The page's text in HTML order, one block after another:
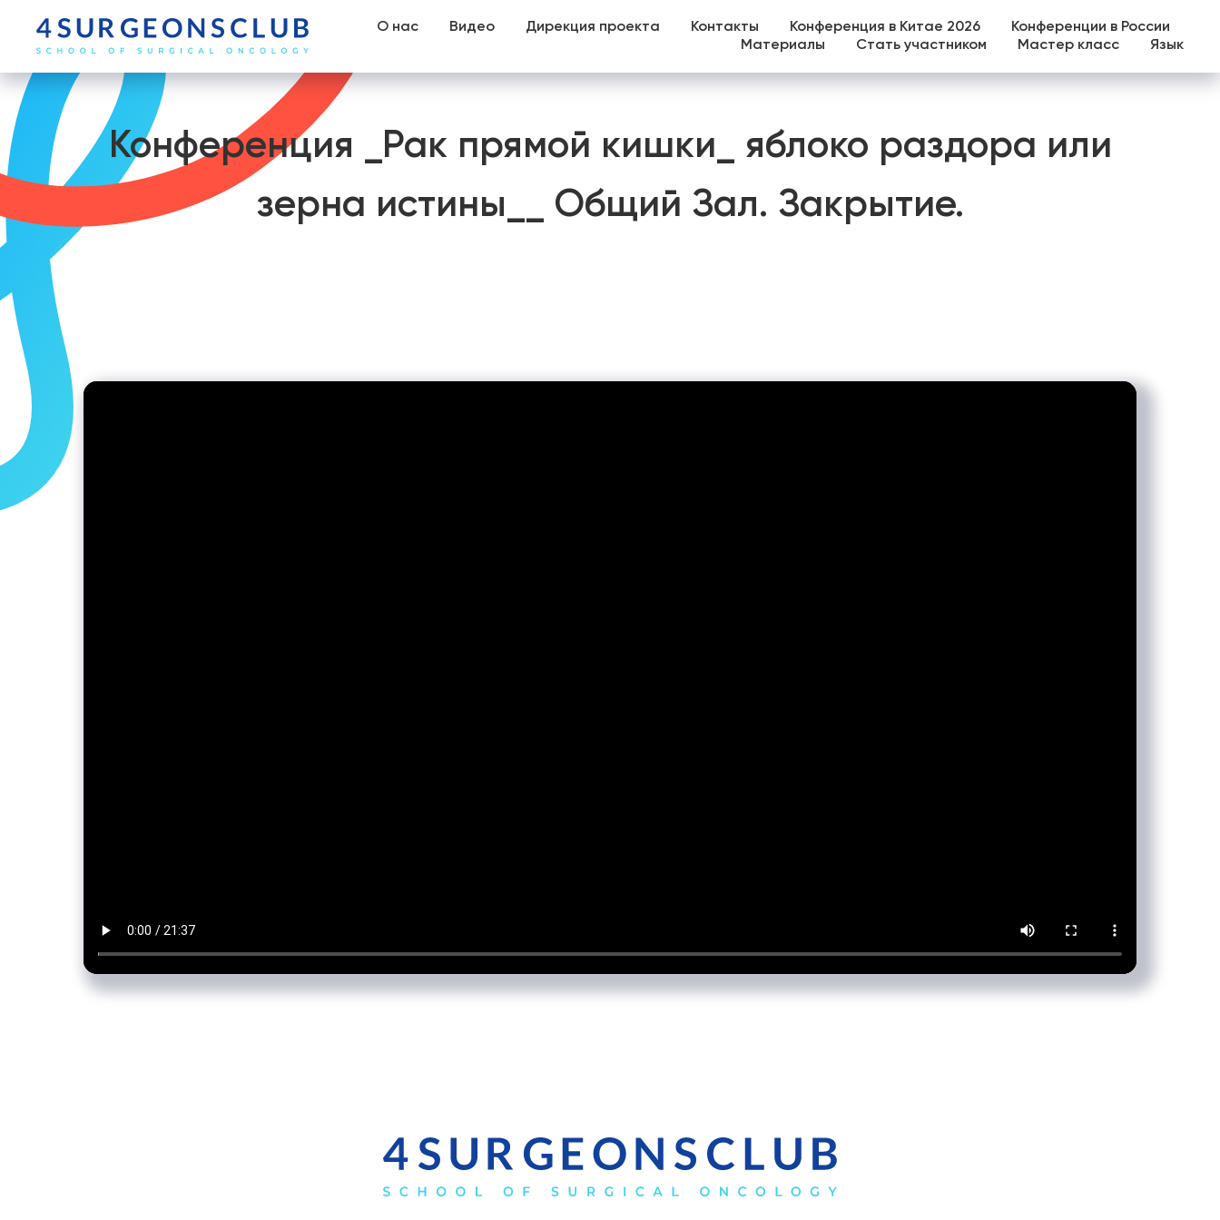
О нас Видео Дирекция проекта Контакты Конференция в Китае 2026
Конференции в России
Материалы
Стать участником Мастер класс Язык
Конференция _Рак прямой кишки_ яблоко раздора или
зерна истины__ Общий Зал. Закрытие.